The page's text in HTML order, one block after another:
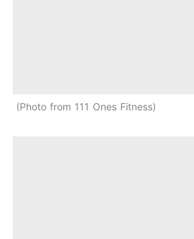
Photo from 111 Ones Fitness